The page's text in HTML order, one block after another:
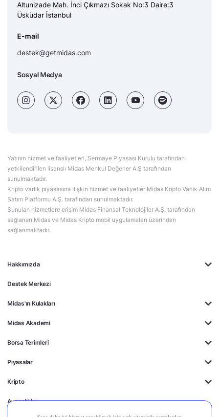
Hakkımızda
Destek Merkezi
Midas'ın Kulakları
Midas Akademi
Borsa Terimleri
Piyasalar
Kripto
Ayrıcalıklar
Altunizade Mah. İnci Çıkmazı Sokak No:3 Daire:3
Üsküdar İstanbul
E-mail
destek@getmidas.com
Sosyal Medya
Yatırım hizmet ve faaliyetleri, Sermaye Piyasası Kurulu tarafından
yetkilendirilen lisanslı Midas Menkul Değerler A.Ş tarafından
sunulmaktadır.
Kripto varlık piyasasına ilişkin hizmet ve faaliyetler Midas Kripto Varlık Alım
Satım Platformu A.Ş. tarafından sunulmaktadır.
Sunulan hizmetlere erişim Midas Finansal Teknolojiler A.Ş. tarafından
sağlanan Midas ve Midas Kripto mobil uygulamaları üzerinden
sağlanmaktadır.